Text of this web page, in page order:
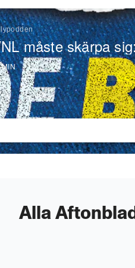
måste skärpa
MIN
Alla